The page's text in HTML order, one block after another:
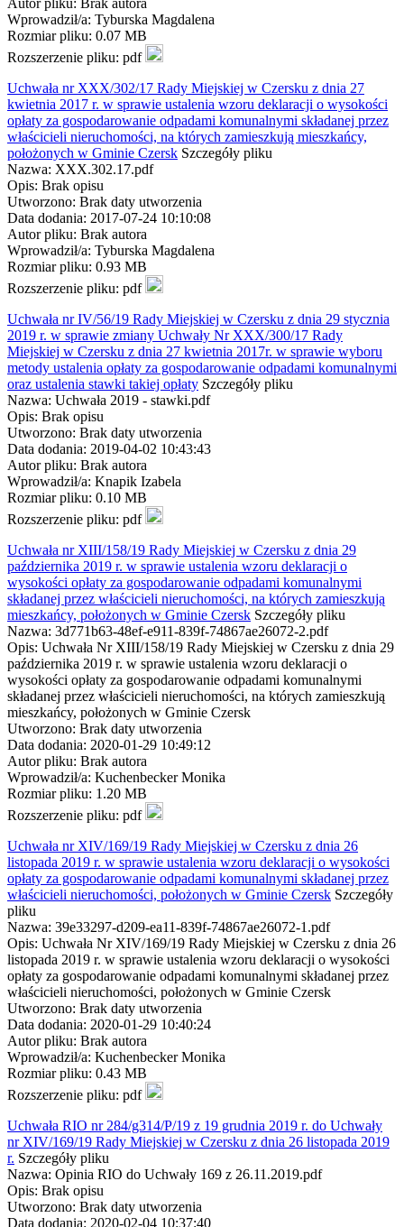
Autor pliku: Brak autora
Wprowadził/a: Tyburska Magdalena
Rozmiar pliku: 0.07 MB
Rozszerzenie pliku: pdf
Uchwała nr XXX/302/17 Rady Miejskiej w Czersku z dnia 27
kwietnia 2017 r. w sprawie ustalenia wzoru deklaracji o wysokości
opłaty za gospodarowanie odpadami komunalnymi składanej przez
właścicieli nieruchomości, na których zamieszkują mieszkańcy,
położonych w Gminie Czersk Szczegóły pliku
Nazwa: XXX.302.17.pdf
Opis: Brak opisu
Utworzono: Brak daty utworzenia
Data dodania: 2017-07-24 10:10:08
Autor pliku: Brak autora
Wprowadził/a: Tyburska Magdalena
Rozmiar pliku: 0.93 MB
Rozszerzenie pliku: pdf
Uchwała nr IV/56/19 Rady Miejskiej w Czersku z dnia 29 stycznia
2019 r. w sprawie zmiany Uchwały Nr XXX/300/17 Rady
Miejskiej w Czersku z dnia 27 kwietnia 2017r. w sprawie wyboru
metody ustalenia opłaty za gospodarowanie odpadami komunalnymi
oraz ustalenia stawki takiej opłaty Szczegóły pliku
Nazwa: Uchwała 2019 - stawki.pdf
Opis: Brak opisu
Utworzono: Brak daty utworzenia
Data dodania: 2019-04-02 10:43:43
Autor pliku: Brak autora
Wprowadził/a: Knapik Izabela
Rozmiar pliku: 0.10 MB
Rozszerzenie pliku: pdf
Uchwała nr XIII/158/19 Rady Miejskiej w Czersku z dnia 29
października 2019 r. w sprawie ustalenia wzoru deklaracji o
wysokości opłaty za gospodarowanie odpadami komunalnymi
składanej przez właścicieli nieruchomości, na których zamieszkują
mieszkańcy, położonych w Gminie Czersk Szczegóły pliku
Nazwa: 3d771b63-48ef-e911-839f-74867ae26072-2.pdf
Opis: Uchwała Nr XIII/158/19 Rady Miejskiej w Czersku z dnia 29
października 2019 r. w sprawie ustalenia wzoru deklaracji o
wysokości opłaty za gospodarowanie odpadami komunalnymi
składanej przez właścicieli nieruchomości, na których zamieszkują
mieszkańcy, położonych w Gminie Czersk
Utworzono: Brak daty utworzenia
Data dodania: 2020-01-29 10:49:12
Autor pliku: Brak autora
Wprowadził/a: Kuchenbecker Monika
Rozmiar pliku: 1.20 MB
Rozszerzenie pliku: pdf
Uchwała nr XIV/169/19 Rady Miejskiej w Czersku z dnia 26
listopada 2019 r. w sprawie ustalenia wzoru deklaracji o wysokości
opłaty za gospodarowanie odpadami komunalnymi składanej przez
właścicieli nieruchomości, położonych w Gminie Czersk Szczegóły
pliku
Nazwa: 39e33297-d209-ea11-839f-74867ae26072-1.pdf
Opis: Uchwała Nr XIV/169/19 Rady Miejskiej w Czersku z dnia 26
listopada 2019 r. w sprawie ustalenia wzoru deklaracji o wysokości
opłaty za gospodarowanie odpadami komunalnymi składanej przez
właścicieli nieruchomości, położonych w Gminie Czersk
Utworzono: Brak daty utworzenia
Data dodania: 2020-01-29 10:40:24
Autor pliku: Brak autora
Wprowadził/a: Kuchenbecker Monika
Rozmiar pliku: 0.43 MB
Rozszerzenie pliku: pdf
Uchwała RIO nr 284/g314/P/19 z 19 grudnia 2019 r. do Uchwały
nr XIV/169/19 Rady Miejskiej w Czersku z dnia 26 listopada 2019
r. Szczegóły pliku
Nazwa: Opinia RIO do Uchwały 169 z 26.11.2019.pdf
Opis: Brak opisu
Utworzono: Brak daty utworzenia
Data dodania: 2020-02-04 10:37:40